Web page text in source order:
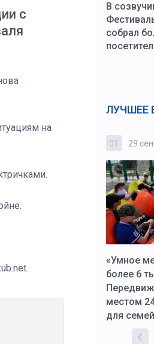
с
на
В
собрал
ЛУЧШЕЕ
возвращения со
свою детскую
01 29
«Умное
более 6
местом
для